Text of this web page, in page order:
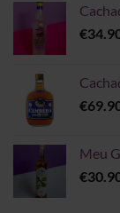
€
€
Meu
€